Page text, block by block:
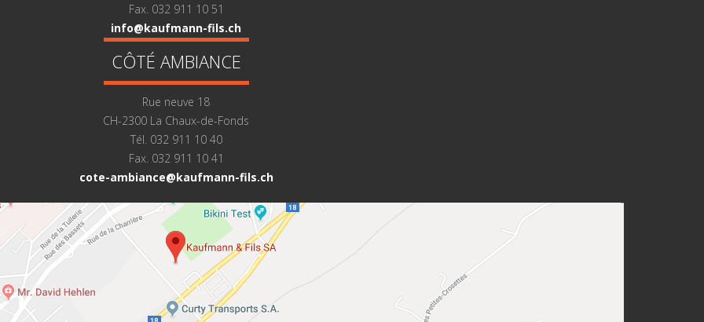
Fax. 032 911 10 51
info@kaufmann-fils.ch
CÔTÉ AMBIANCE
Rue neuve 18
CH-2300 La Chaux-de-Fonds
Tél. 032 911 10 40
Fax. 032 911 10 41
cote-ambiance@kaufmann-fils.ch